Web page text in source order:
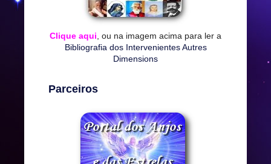
Clique aqui, ou na imagem acima para ler a
Bibliografia dos Intervenientes Autres
Dimensions
Parceiros